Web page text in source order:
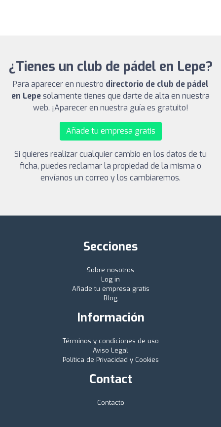
¿Tienes un club de pádel en Lepe?
Para aparecer en nuestro directorio de club de pádel
en Lepesolamente tienes que darte de alta en nuestra
web. ¡Aparecer en nuestra guía es gratuito!
Añade tu empresa gratis
Si quieres realizar cualquier cambio en los datos de tu
ficha, puedes reclamar la propiedad de la misma o
envíanos un correo y los cambiaremos.
Secciones
Sobre nosotros
Log in
Añade tu empresa gratis
Blog
Información
Términos y condiciones de uso
Aviso Legal
Política de Privacidad y Cookies
Contact
Contacto